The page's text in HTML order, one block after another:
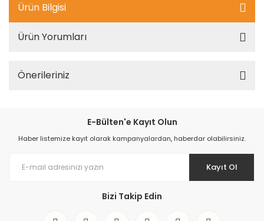
Ürün Bilgisi
Ürün Yorumları
Önerileriniz
E-Bülten'e Kayıt Olun
Haber listemize kayıt olarak kampanyalardan, haberdar olabilirsiniz.
Kayıt Ol
Bizi Takip Edin